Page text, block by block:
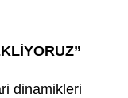
dinamikleri